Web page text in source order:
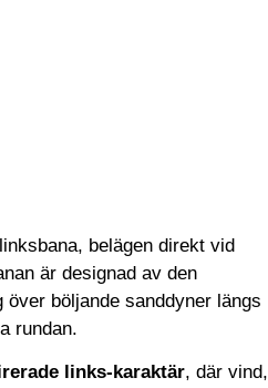
belägen direkt vid
är designad av den
böljande sanddyner längs
rundan.
links-karaktär, där vind,